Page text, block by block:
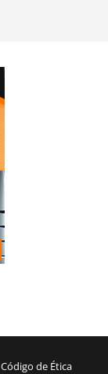
Código de Ética